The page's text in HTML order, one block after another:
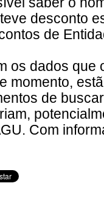
desconto
de
os dados
momento,
de
Com